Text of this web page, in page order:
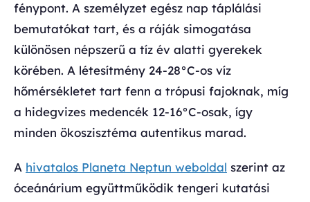
fénypont. A személyzet egész nap táplálási
bemutatókat tart, és a ráják simogatása
különösen népszerű a tíz év alatti gyerekek
körében. A létesítmény 24-28°C-os víz
hőmérsékletet tart fenn a trópusi fajoknak, míg
a hidegvizes medencék 12-16°C-osak, így
minden ökoszisztéma autentikus marad.
A hivatalos Planeta Neptun weboldal szerint az
óceánárium együttműködik tengeri kutatási